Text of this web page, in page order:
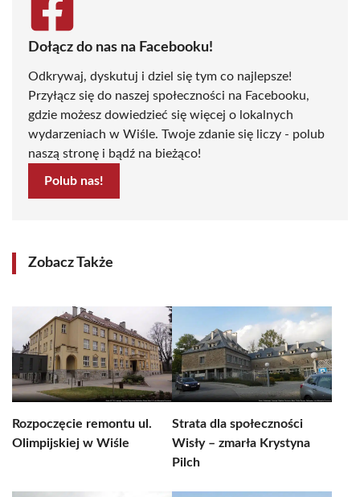
Dołącz do nas na Facebooku!
Odkrywaj, dyskutuj i dziel się tym co najlepsze!
Przyłącz się do naszej społeczności na Facebooku,
gdzie możesz dowiedzieć się więcej o lokalnych
wydarzeniach w Wiśle. Twoje zdanie się liczy - polub
naszą stronę i bądź na bieżąco!
Polub nas!
Zobacz Także
Rozpoczęcie remontu ul.
Olimpijskiej w Wiśle
Strata dla społeczności
Wisły – zmarła Krystyna
Pilch